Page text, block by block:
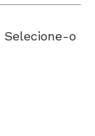
Selecione-o